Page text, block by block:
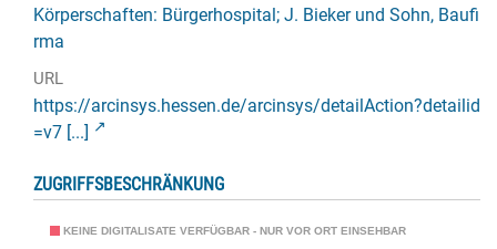
Körperschaften: Bürgerhospital; J. Bieker und Sohn, Baufi
rma
URL
https://arcinsys.hessen.de/arcinsys/detailAction?detailid
=v7 [...]
ZUGRIFFSBESCHRÄNKUNG
KEINE DIGITALISATE VERFÜGBAR - NUR VOR ORT EINSEHBAR